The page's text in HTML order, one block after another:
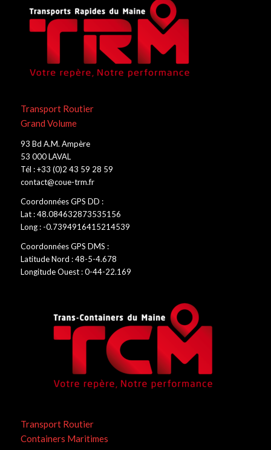
Transport Routier
Grand Volume
93 Bd A.M. Ampère
53 000 LAVAL
Tél : +33 (0)2 43 59 28 59
contact@coue-trm.fr
Coordonnées GPS DD :
Lat : 48.084632873535156
Long : -0.7394916415214539
Coordonnées GPS DMS :
Latitude Nord : 48-5-4.678
Longitude Ouest : 0-44-22.169
Transport Routier
Containers Maritimes